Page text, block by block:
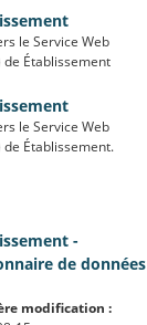
le Service Web
de Établissement
le Service Web
de Établissement.
-
de données
modification :